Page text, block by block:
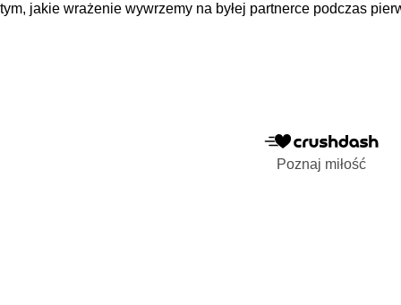
tym, jakie wrażenie wywrzemy na byłej partnerce podczas
Poznaj miłość